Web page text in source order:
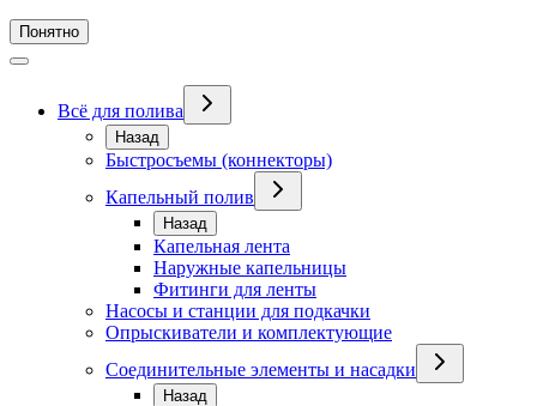
Понятно
Всё для полива
Назад
Быстросъемы (коннекторы)
Капельный полив
Назад
Капельная лента
Наружные капельницы
Фитинги для ленты
Насосы и станции для подкачки
Опрыскиватели и комплектующие
Соединительные элементы и насадки
Назад